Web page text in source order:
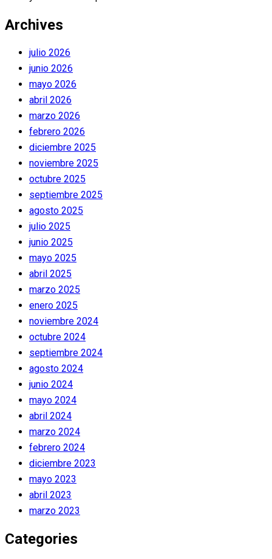
Archives
julio 2026
junio 2026
mayo 2026
abril 2026
marzo 2026
febrero 2026
diciembre 2025
noviembre 2025
octubre 2025
septiembre 2025
agosto 2025
julio 2025
junio 2025
mayo 2025
abril 2025
marzo 2025
enero 2025
noviembre 2024
octubre 2024
septiembre 2024
agosto 2024
junio 2024
mayo 2024
abril 2024
marzo 2024
febrero 2024
diciembre 2023
mayo 2023
abril 2023
marzo 2023
Categories